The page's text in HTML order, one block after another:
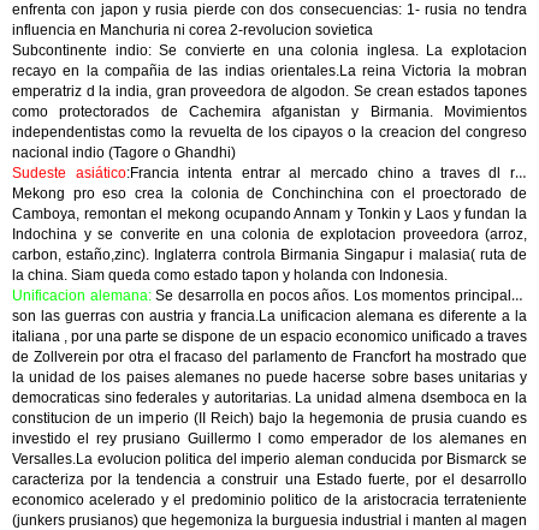
enfrenta con japon y rusia pierde con dos consecuencias: 1- rusia no tendra
influencia en Manchuria ni corea 2-revolucion sovietica
Subcontinente indio: Se convierte en una colonia inglesa. La explotacion
recayo en la compañia de las indias orientales.La reina Victoria la mobran
emperatriz d la india, gran proveedora de algodon. Se crean estados tapones
como protectorados de Cachemira afganistan y Birmania. Movimientos
independentistas como la revuelta de los cipayos o la creacion del congreso
nacional indio (Tagore o Ghandhi)
Sudeste asiático:Francia intenta entrar al mercado chino a traves dl rio
Mekong pro eso crea la colonia de Conchinchina con el proectorado de
Camboya, remontan el mekong ocupando Annam y Tonkin y Laos y fundan la
Indochina y se converite en una colonia de explotacion proveedora (arroz,
carbon, estaño,zinc). Inglaterra controla Birmania Singapur i malasia( ruta de
la china. Siam queda como estado tapon y holanda con Indonesia.
Unificacion alemana:Se desarrolla en pocos años. Los momentos principales
son las guerras con austria y francia.La unificacion alemana es diferente a la
italiana , por una parte se dispone de un espacio economico unificado a traves
de Zollverein por otra el fracaso del parlamento de Francfort ha mostrado que
la unidad de los paises alemanes no puede hacerse sobre bases unitarias y
democraticas sino federales y autoritarias. La unidad almena dsemboca en la
constitucion de un imperio (II Reich) bajo la hegemonia de prusia cuando es
investido el rey prusiano Guillermo I como emperador de los alemanes en
Versalles.La evolucion politica del imperio aleman conducida por Bismarck se
caracteriza por la tendencia a construir una Estado fuerte, por el desarrollo
economico acelerado y el predominio politico de la aristocracia terrateniente
(junkers prusianos) que hegemoniza la burguesia industrial i manten al magen